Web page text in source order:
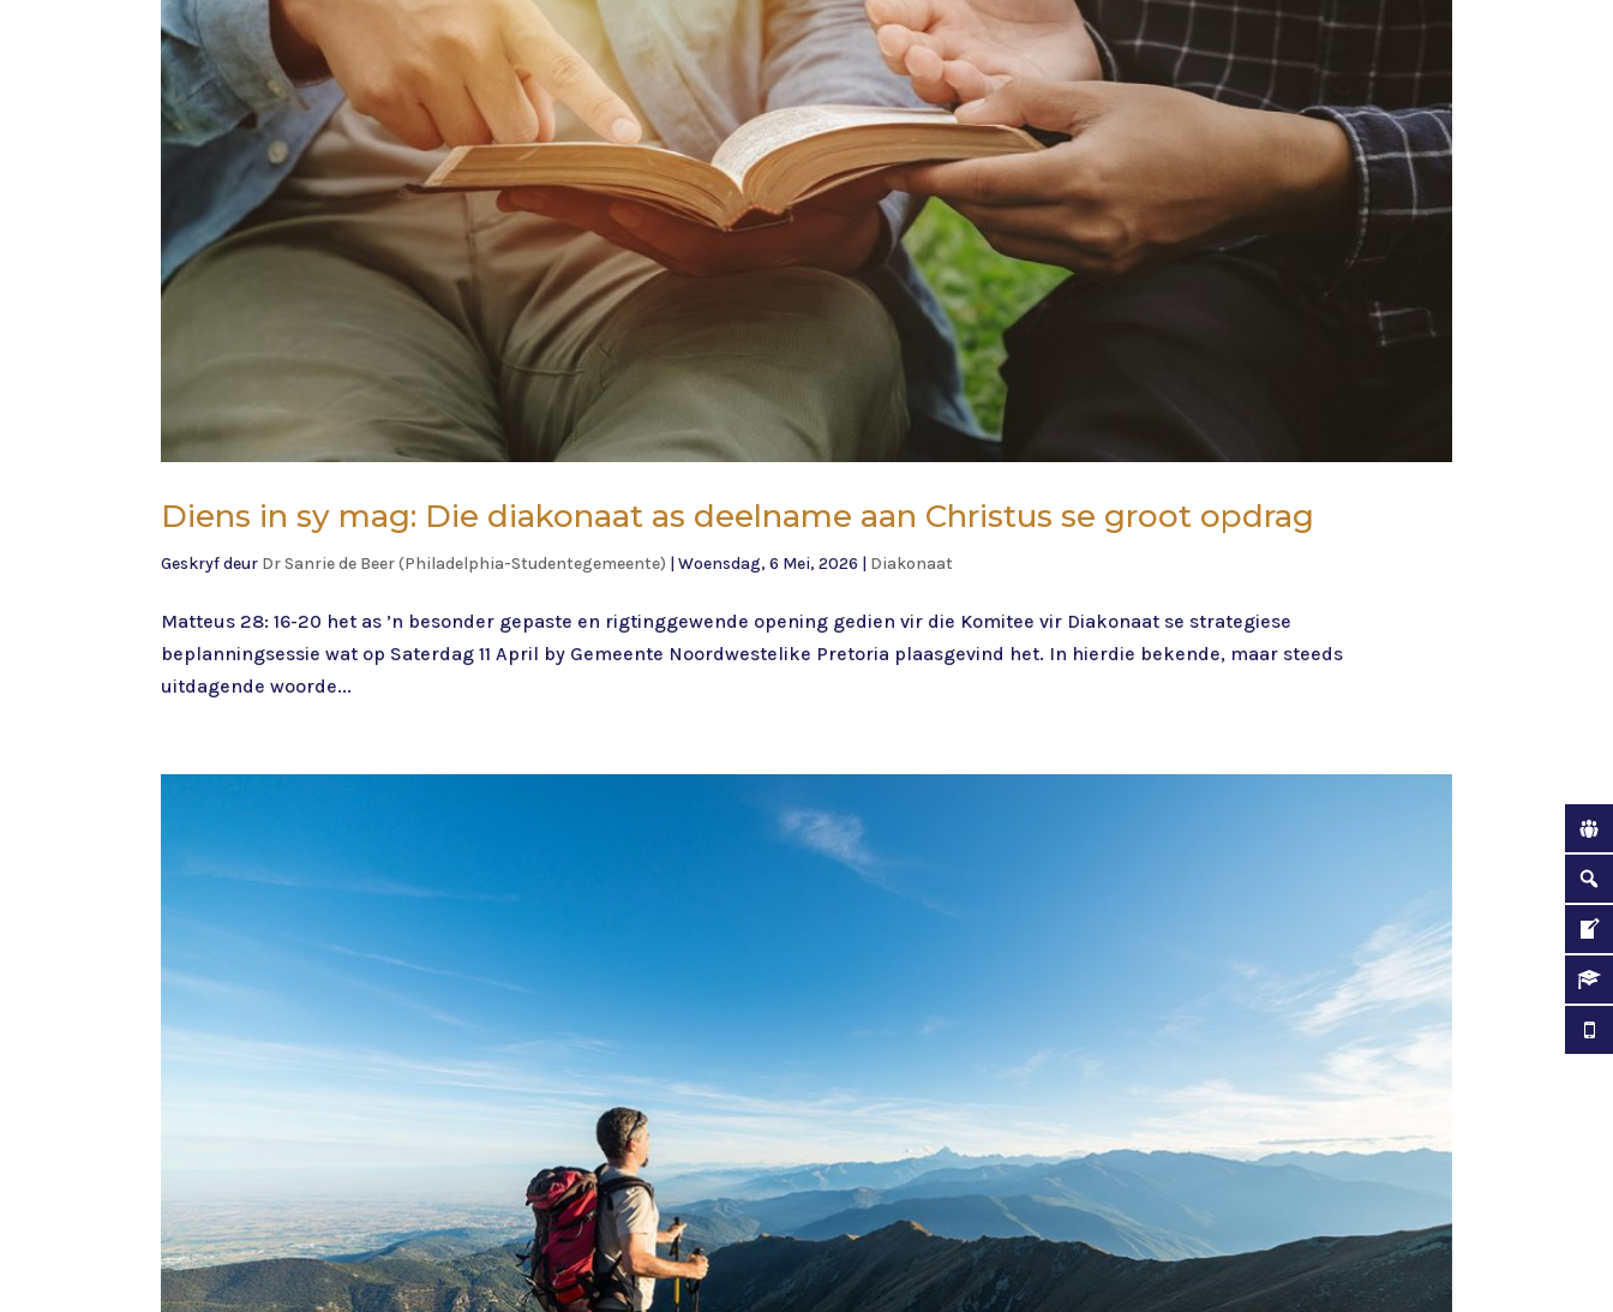
Diens in sy mag: Die diakonaat as deelname aan Christus se groot opdrag
Geskryf deur Dr Sanrie de Beer (Philadelphia-Studentegemeente) |Woensdag, 6 Mei, 2026 | Diakonaat
Matteus 28: 16-20 het as ’n besonder gepaste en rigtinggewende opening gedien vir die Komitee vir Diakonaat se strategiese
beplanningsessie wat op Saterdag 11 April by Gemeente Noordwestelike Pretoria plaasgevind het. In hierdie bekende, maar steeds
uitdagende woorde...